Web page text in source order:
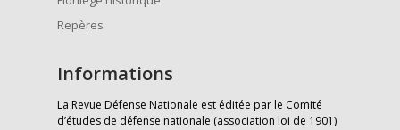
Repères
Informations
La Revue Défense Nationale est éditée par le Comité
d’études de défense nationale (association loi de 1901)